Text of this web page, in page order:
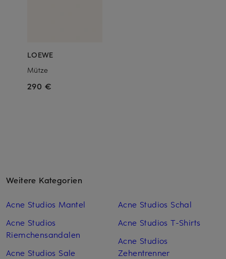
LOEWE
Mütze
290 €
Weitere Kategorien
Acne Studios Mantel
Acne Studios
Riemchensandalen
Acne Studios Sale
Acne Studios Schal
Acne Studios T-Shirts
Acne Studios
Zehentrenner